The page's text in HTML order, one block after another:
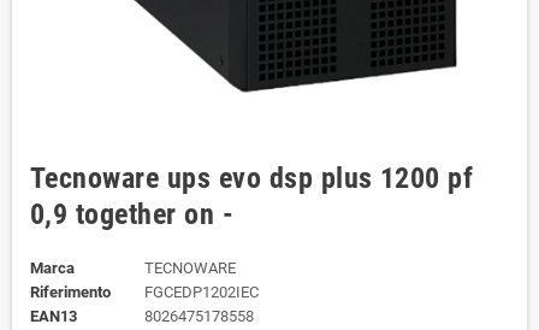
Tecnoware ups evo dsp plus 1200 pf
0,9 together on -
Marca
TECNOWARE
Riferimento
FGCEDP1202IEC
EAN13
8026475178558